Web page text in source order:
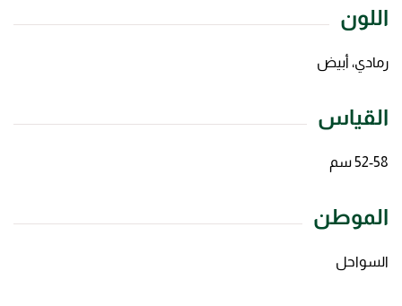
اللون
رمادي، أبيض
القياس
52-58 سم
الموطن
السواحل